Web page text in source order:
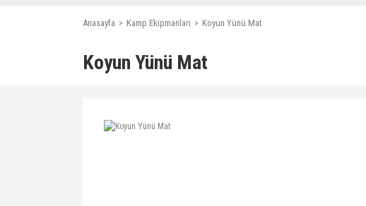
Anasayfa Kamp Ekipmanları Koyun Yünü Mat
Koyun Yünü Mat